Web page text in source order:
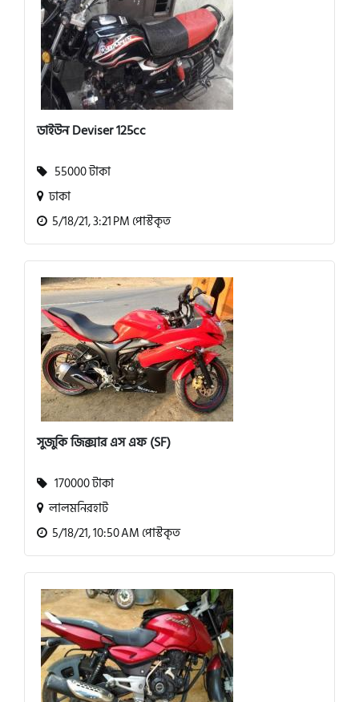
ডাইউন Deviser 125cc
55000 টাকা
ঢাকা
5/18/21, 3:21 PM পোস্টকৃত
সুজুকি জিক্সার এস এফ (SF)
170000 টাকা
লালমনিরহাট
5/18/21, 10:50 AM পোস্টকৃত